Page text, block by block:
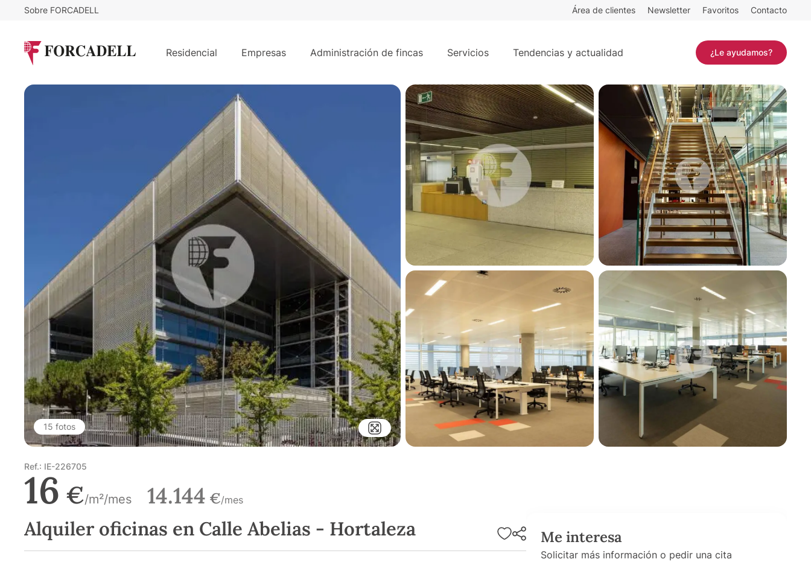
Sobre FORCADELL Área de clientes Newsletter Favoritos Contacto
Residencial Empresas Administración de fincas Servicios Tendencias y actualidad ¿Le ayudamos?
Alquiler oficinas en Calle Abelias - Hortaleza
15 fotos
Ref.: IE-226705
16 €/m²/mes 14.144 €/mes
Alquiler oficinas en Calle Abelias - Hortaleza Me interesa
Solicitar más información o pedir una cita